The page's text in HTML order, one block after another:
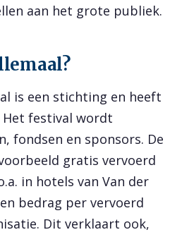
aan het grote publiek.
is een stichting en heeft
festival wordt
fondsen en sponsors. De
gratis vervoerd
in hotels van Van der
bedrag per vervoerd
Dit verklaart ook,